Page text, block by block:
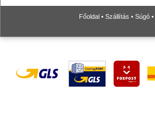
Főoldal • Szállítás • Súgó •